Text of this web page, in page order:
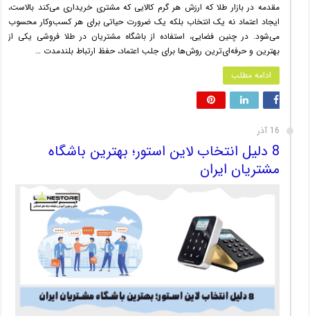
مقدمه در بازار طلا که ارزش هر گرم کالایی که مشتری خریداری می‌کند بالاست،
ایجاد اعتماد نه یک انتخاب بلکه یک ضرورت حیاتی برای هر کسب‌وکار محسوب
می‌شود. در چنین فضایی، استفاده از باشگاه مشتریان در طلا فروشی یکی از
بهترین و حرفه‌ای‌ترین روش‌ها برای جلب اعتماد، حفظ ارتباط بلندمدت …
ادامه مطلب
16 آذر
8 دلیل انتخاب لاین استور؛ بهترین باشگاه
مشتریان ایران